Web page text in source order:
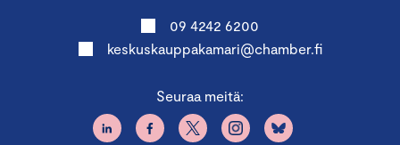
09 4242 6200
keskuskauppakamari@chamber.fi
Seuraa meitä: